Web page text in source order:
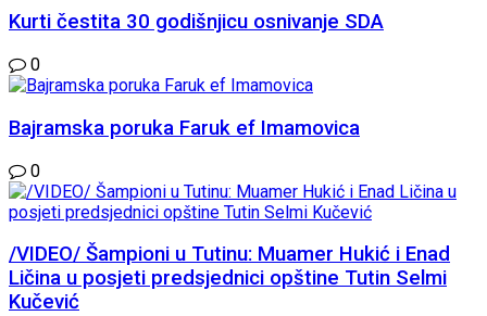
Kurti čestita 30 godišnjicu osnivanje SDA
0
Bajramska poruka Faruk ef Imamovica
0
/VIDEO/ Šampioni u Tutinu: Muamer Hukić i Enad
Ličina u posjeti predsjednici opštine Tutin Selmi
Kučević